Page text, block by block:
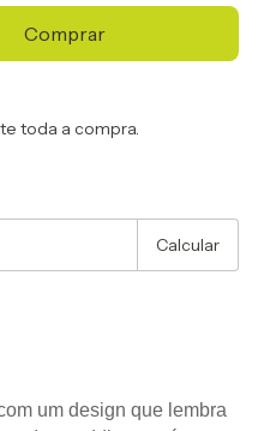
toda a compra.
Calcular
um design que lembra